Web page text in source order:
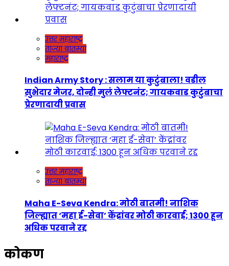
उत्तर महाराष्ट्र
ताज्या बातम्या
महाराष्ट्र
Indian Army Story : सलाम या कुटुंबाला! वडील
सुभेदार मेजर, दोन्ही मुलं लेफ्टनंट; गायकवाड कुटुंबाचा
प्रेरणादायी प्रवास
उत्तर महाराष्ट्र
ताज्या बातम्या
Maha E-Seva Kendra: मोठी बातमी! नाशिक
जिल्ह्यात ‘महा ई-सेवा’ केंद्रांवर मोठी कारवाई; 1300 हून
अधिक परवाने रद्द
कोकण